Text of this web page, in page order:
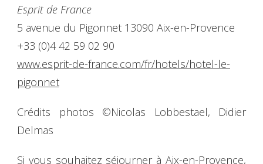
Esprit de France
5 avenue du Pigonnet 13090 Aix-en-Provence
+33 (0)4 42 59 02 90
www.esprit-de-france.com/fr/hotels/hotel-le-
pigonnet
Crédits photos ©Nicolas Lobbestael, Didier
Delmas
Si vous souhaitez séjourner à Aix-en-Provence,